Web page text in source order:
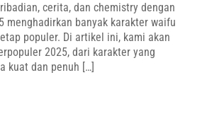
cerita, dan chemistry dengan
menghadirkan banyak karakter waifu
populer. Di artikel ini, kami akan
2025, dari karakter yang
kuat dan penuh […]